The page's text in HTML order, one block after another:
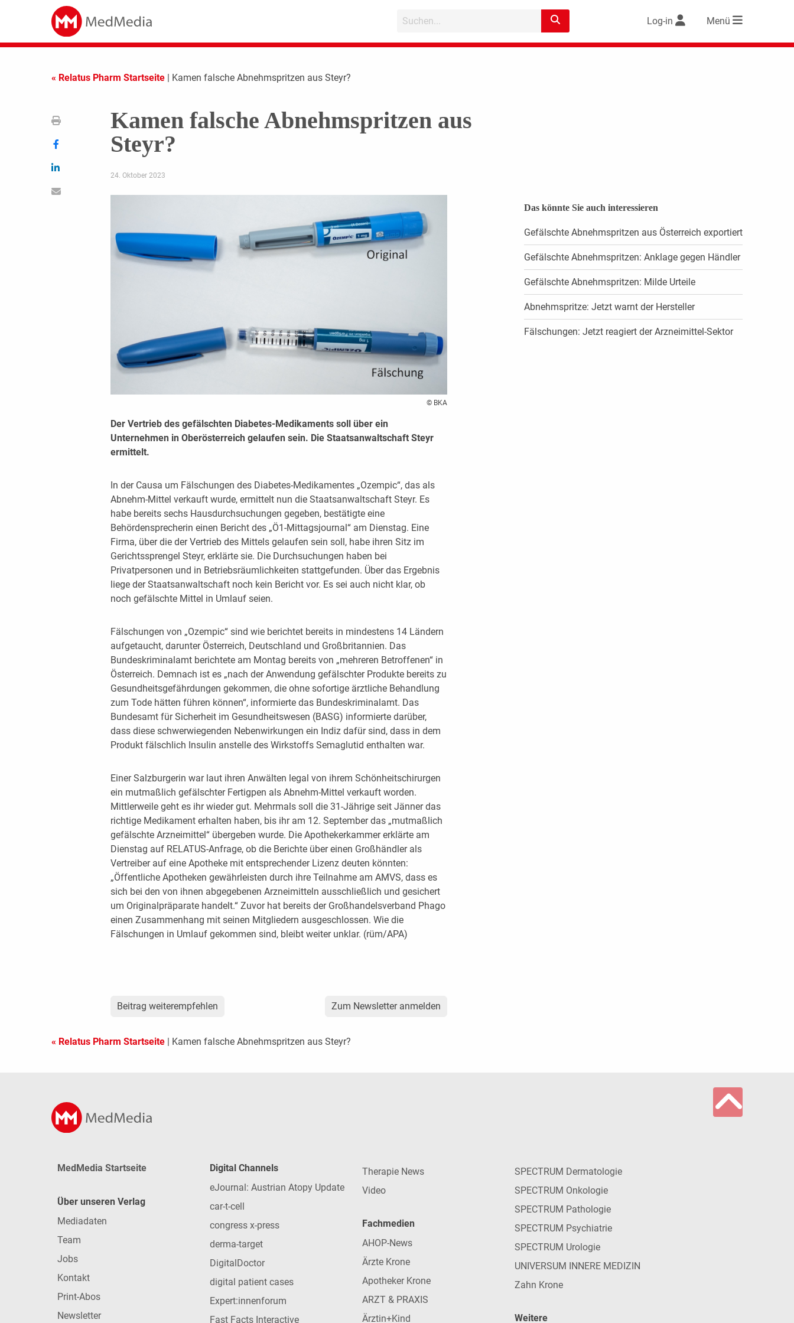
Log-in Menü
« Relatus Pharm Startseite | Kamen falsche Abnehmspritzen aus Steyr?
Kamen falsche Abnehmspritzen aus
Steyr?
24. Oktober 2023
© BKA
Der Vertrieb des gefälschten Diabetes-Medikaments soll über ein
Unternehmen in Oberösterreich gelaufen sein. Die Staatsanwaltschaft Steyr
ermittelt.
In der Causa um Fälschungen des Diabetes-Medikamentes „Ozempic“, das als
Abnehm-Mittel verkauft wurde, ermittelt nun die Staatsanwaltschaft Steyr. Es
habe bereits sechs Hausdurchsuchungen gegeben, bestätigte eine
Behördensprecherin einen Bericht des „Ö1-Mittagsjournal“ am Dienstag. Eine
Firma, über die der Vertrieb des Mittels gelaufen sein soll, habe ihren Sitz im
Gerichtssprengel Steyr, erklärte sie. Die Durchsuchungen haben bei
Privatpersonen und in Betriebsräumlichkeiten stattgefunden. Über das Ergebnis
liege der Staatsanwaltschaft noch kein Bericht vor. Es sei auch nicht klar, ob
noch gefälschte Mittel in Umlauf seien.
Fälschungen von „Ozempic“ sind wie berichtet bereits in mindestens 14 Ländern
aufgetaucht, darunter Österreich, Deutschland und Großbritannien. Das
Bundeskriminalamt berichtete am Montag bereits von „mehreren Betroffenen“ in
Österreich. Demnach ist es „nach der Anwendung gefälschter Produkte bereits zu
Gesundheitsgefährdungen gekommen, die ohne sofortige ärztliche Behandlung
zum Tode hätten führen können“, informierte das Bundeskriminalamt. Das
Bundesamt für Sicherheit im Gesundheitswesen (BASG) informierte darüber,
dass diese schwerwiegenden Nebenwirkungen ein Indiz dafür sind, dass in dem
Produkt fälschlich Insulin anstelle des Wirkstoffs Semaglutid enthalten war.
Einer Salzburgerin war laut ihren Anwälten legal von ihrem Schönheitschirurgen
ein mutmaßlich gefälschter Fertigpen als Abnehm-Mittel verkauft worden.
Mittlerweile geht es ihr wieder gut. Mehrmals soll die 31-Jährige seit Jänner das
richtige Medikament erhalten haben, bis ihr am 12. September das „mutmaßlich
gefälschte Arzneimittel“ übergeben wurde. Die Apothekerkammer erklärte am
Dienstag auf RELATUS-Anfrage, ob die Berichte über einen Großhändler als
Vertreiber auf eine Apotheke mit entsprechender Lizenz deuten könnten:
„Öffentliche Apotheken gewährleisten durch ihre Teilnahme am AMVS, dass es
sich bei den von ihnen abgegebenen Arzneimitteln ausschließlich und gesichert
um Originalpräparate handelt.“ Zuvor hat bereits der Großhandelsverband Phago
einen Zusammenhang mit seinen Mitgliedern ausgeschlossen. Wie die
Fälschungen in Umlauf gekommen sind, bleibt weiter unklar. (rüm/APA)
Beitrag weiterempfehlen Zum Newsletter anmelden
Das könnte Sie auch interessieren
Gefälschte Abnehmspritzen aus Österreich exportiert
Gefälschte Abnehmspritzen: Anklage gegen Händler
Gefälschte Abnehmspritzen: Milde Urteile
Abnehmspritze: Jetzt warnt der Hersteller
Fälschungen: Jetzt reagiert der Arzneimittel-Sektor
« Relatus Pharm Startseite | Kamen falsche Abnehmspritzen aus Steyr?
MedMedia Startseite
Über unseren Verlag
Mediadaten
Team
Jobs
Kontakt
Print-Abos
Newsletter
Digital Channels
eJournal: Austrian Atopy Update
car-t-cell
congress x-press
derma-target
DigitalDoctor
digital patient cases
Expert:innenforum
Fast Facts Interactive
Therapie News
Video
Fachmedien
AHOP-News
Ärzte Krone
Apotheker Krone
ARZT & PRAXIS
Ärztin+Kind
SPECTRUM Dermatologie
SPECTRUM Onkologie
SPECTRUM Pathologie
SPECTRUM Psychiatrie
SPECTRUM Urologie
UNIVERSUM INNERE MEDIZIN
Zahn Krone
Weitere